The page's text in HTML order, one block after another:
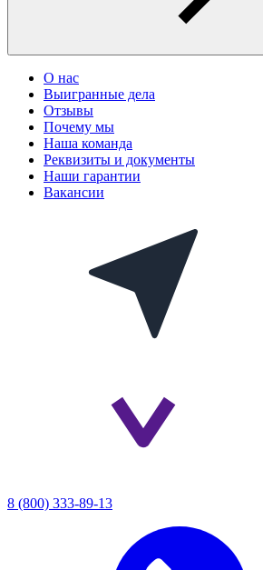
О нас
Выигранные дела
Отзывы
Почему мы
Наша команда
Реквизиты и документы
Наши гарантии
Вакансии
8 (800) 333-89-13